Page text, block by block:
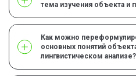
тема изучения объекта и
Как можно
основных понятий
лингвистическом анализе?